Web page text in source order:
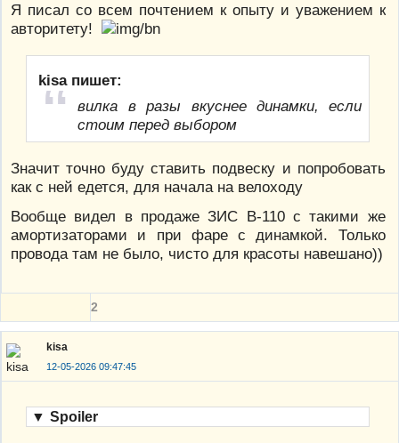
Я писал со всем почтением к опыту и уважением к
авторитету!
kisa пишет:
вилка в разы вкуснее динамки, если
стоим перед выбором
Значит точно буду ставить подвеску и попробовать
как с ней едется, для начала на велоходу
Вообще видел в продаже ЗИС В-110 с такими же
амортизаторами и при фаре с динамкой. Только
провода там не было, чисто для красоты навешано))
2
kisa
12-05-2026 09:47:45
▼ Spoiler